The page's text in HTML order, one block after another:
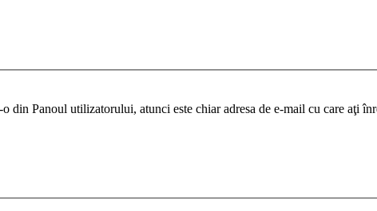
din Panoul utilizatorului, atunci este chiar adresa de e-mail cu care aţi